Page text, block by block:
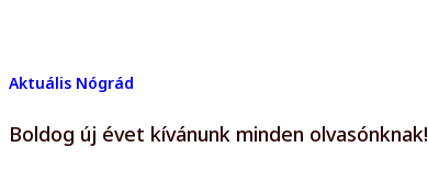
Aktuális Nógrád
Boldog új évet kívánunk minden olvasónknak!